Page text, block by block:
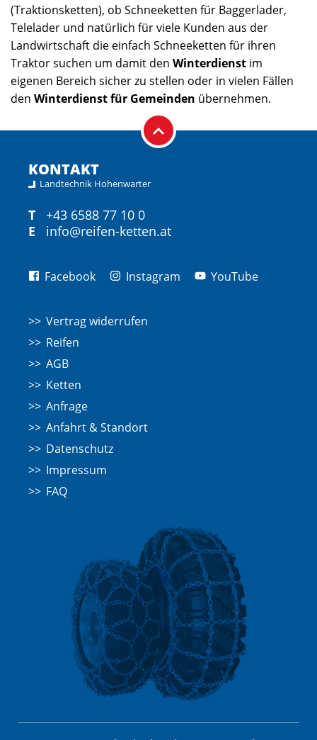
(Traktionsketten), ob Schneeketten für Baggerlader,
Telelader und natürlich für viele Kunden aus der
Landwirtschaft die einfach Schneeketten für ihren
Traktor suchen um damit den Winterdienst im
eigenen Bereich sicher zu stellen oder in vielen Fällen
den Winterdienst für Gemeinden übernehmen.
KONTAKT
Landtechnik Hohenwarter
T
+43 6588 77 10 0
E
info@reifen-ketten.at
Facebook Instagram YouTube
Vertrag widerrufen
Reifen
AGB
Ketten
Anfrage
Anfahrt & Standort
Datenschutz
Impressum
FAQ